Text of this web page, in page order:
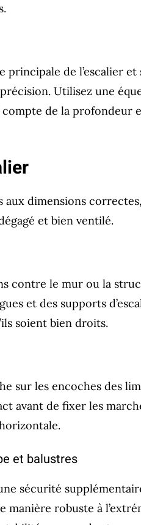
de l’escalier
Utilisez une
de la profondeur
dimensions correctes,
et bien ventilé.
contre le mur ou la
et des supports
soient bien droits.
sur les encoches des
avant de fixer les
et balustres
sécurité
robuste à